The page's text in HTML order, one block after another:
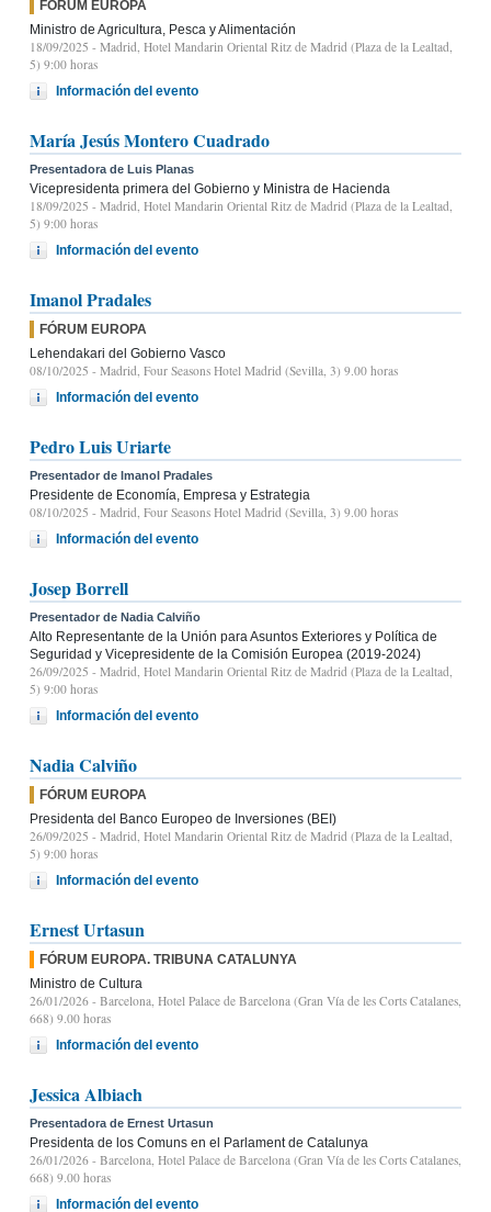
FÓRUM EUROPA
Ministro de Agricultura, Pesca y Alimentación
18/09/2025 - Madrid, Hotel Mandarin Oriental Ritz de Madrid (Plaza de la Lealtad,
5) 9:00 horas
Información del evento
María Jesús Montero Cuadrado
Presentadora de Luis Planas
Vicepresidenta primera del Gobierno y Ministra de Hacienda
18/09/2025 - Madrid, Hotel Mandarin Oriental Ritz de Madrid (Plaza de la Lealtad,
5) 9:00 horas
Información del evento
Imanol Pradales
FÓRUM EUROPA
Lehendakari del Gobierno Vasco
08/10/2025 - Madrid, Four Seasons Hotel Madrid (Sevilla, 3) 9.00 horas
Información del evento
Pedro Luis Uriarte
Presentador de Imanol Pradales
Presidente de Economía, Empresa y Estrategia
08/10/2025 - Madrid, Four Seasons Hotel Madrid (Sevilla, 3) 9.00 horas
Información del evento
Josep Borrell
Presentador de Nadia Calviño
Alto Representante de la Unión para Asuntos Exteriores y Política de
Seguridad y Vicepresidente de la Comisión Europea (2019-2024)
26/09/2025 - Madrid, Hotel Mandarin Oriental Ritz de Madrid (Plaza de la Lealtad,
5) 9:00 horas
Información del evento
Nadia Calviño
FÓRUM EUROPA
Presidenta del Banco Europeo de Inversiones (BEI)
26/09/2025 - Madrid, Hotel Mandarin Oriental Ritz de Madrid (Plaza de la Lealtad,
5) 9:00 horas
Información del evento
Ernest Urtasun
FÓRUM EUROPA. TRIBUNA CATALUNYA
Ministro de Cultura
26/01/2026 - Barcelona, Hotel Palace de Barcelona (Gran Vía de les Corts Catalanes,
668) 9.00 horas
Información del evento
Jessica Albiach
Presentadora de Ernest Urtasun
Presidenta de los Comuns en el Parlament de Catalunya
26/01/2026 - Barcelona, Hotel Palace de Barcelona (Gran Vía de les Corts Catalanes,
668) 9.00 horas
Información del evento